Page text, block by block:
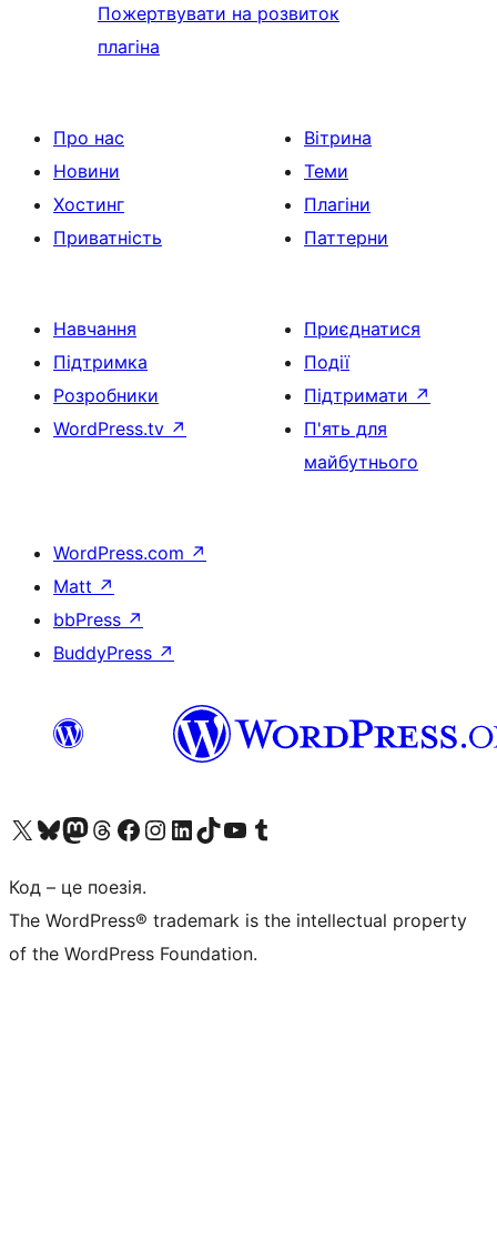
Пожертвувати на розвиток
плагіна
Про нас
Новини
Хостинг
Приватність
Вітрина
Теми
Плагіни
Паттерни
Навчання
Підтримка
Розробники
WordPress.tv ↗
Приєднатися
Події
Підтримати ↗
П'ять для
майбутнього
WordPress.com ↗
Matt ↗
bbPress ↗
BuddyPress ↗
Visit our X (formerly Twitter) account
Visit our Bluesky account
Завітайте до нашої стрічки в Mastodon
Visit our Threads account
Завітайте на нашу сторінку в Facebook
Visit our Instagram account
Visit our LinkedIn account
Visit our TikTok account
Visit our YouTube channel
Visit our Tumblr account
Код – це поезія.
The WordPress® trademark is the intellectual property
of the WordPress Foundation.